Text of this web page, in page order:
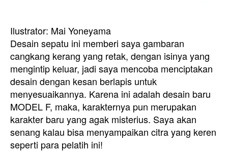
Ilustrator: Mai Yoneyama
Desain sepatu ini memberi saya gambaran
cangkang kerang yang retak, dengan isinya yang
mengintip keluar, jadi saya mencoba menciptakan
desain dengan kesan berlapis untuk
menyesuaikannya. Karena ini adalah desain baru
MODEL F, maka, karakternya pun merupakan
karakter baru yang agak misterius. Saya akan
senang kalau bisa menyampaikan citra yang keren
seperti para pelatih ini!